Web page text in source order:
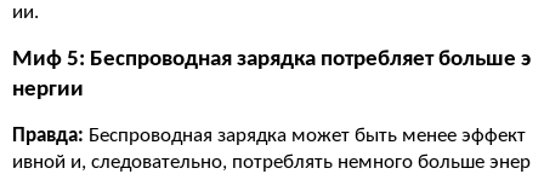
ии.
Миф 5: Беспроводная зарядка потребляет больше э
нергии
Правда: Беспроводная зарядка может быть менее эффект
ивной и, следовательно, потреблять немного больше энер